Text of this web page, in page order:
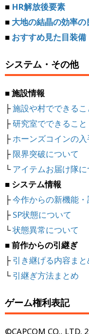
■ HR解放後要素
■ 大地の結晶の効率
■ おすすめ見た目装備
システム・その他
■ 施設情報
├施設や村でできるこ
├研究室でできるこ
├ホーンズコインの
├限界突破について
└アイテムお届け隊に
■ システム情報
├今作からの新機能
├SP状態について
└状態異常について
■ 前作からの引継ぎ
├引き継げる内容まと
└引継ぎ方法まとめ
ゲーム権利表記
©CAPCOM CO., LTD.